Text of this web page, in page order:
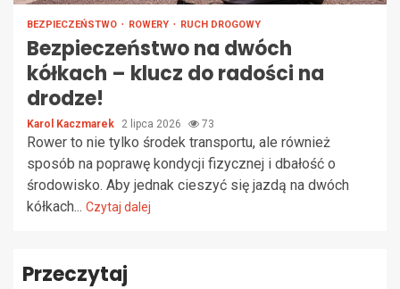
BEZPIECZEŃSTWO ROWERY RUCH DROGOWY
Bezpieczeństwo na dwóch
kółkach – klucz do radości na
drodze!
Karol Kaczmarek 2 lipca 2026 73
Rower to nie tylko środek transportu, ale również
sposób na poprawę kondycji fizycznej i dbałość o
środowisko. Aby jednak cieszyć się jazdą na dwóch
kółkach... Czytaj dalej
Przeczytaj